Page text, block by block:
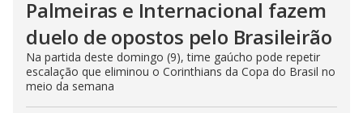
Palmeiras e Internacional fazem
duelo de opostos pelo Brasileirão
Na partida deste domingo (9), time gaúcho pode repetir
escalação que eliminou o Corinthians da Copa do Brasil no
meio da semana